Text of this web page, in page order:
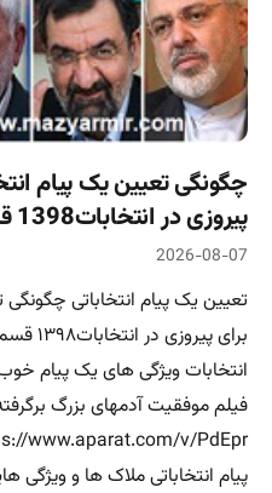
چگونگی تعیین یک پیام
پیروزی در انتخابات1398 قسمت سوم
2026-08-07
تعیین یک پیام انتخاباتی
برای
انتخابات ویژگی های یک پیام
فیلم موفقیت آدمهای بزرگ
پیام انتخاباتی ملاک ها و ویژگی